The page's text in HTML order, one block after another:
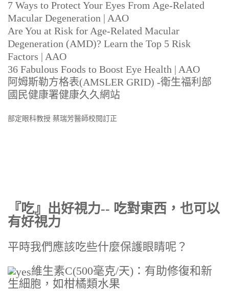
7 Ways to Protect Your Eyes From Age-Related
Macular Degeneration | AAO
Are You at Risk for Age-Related Macular
Degeneration (AMD)? Learn the Top 5 Risk
Factors | AAO
36 Fabulous Foods to Boost Eye Health | AAO
阿姆斯勒方格表(AMSLER GRID) -衛生福利部
國民健康署健康久久網站
部定眼科教授 蔡瑞芳醫師校閱訂正
『吃』出好視力-- 吃對東西，也可以
有好視力
平時我們應該吃些什麼保護眼睛呢？
維生素C(500毫克/天)：有助修復和新
生細胞，如柑橘類水果